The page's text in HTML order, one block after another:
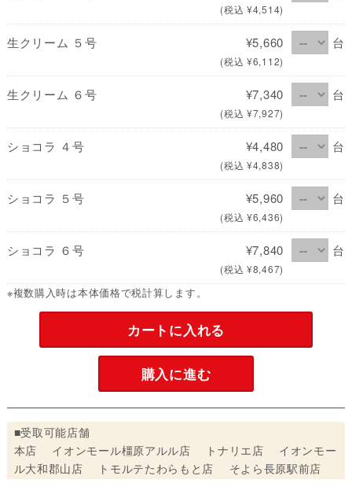
(税込 ¥4,514)
生クリーム ５号 ¥5,660
(税込 ¥6,112)
台
生クリーム ６号 ¥7,340
(税込 ¥7,927)
台
ショコラ ４号 ¥4,480
(税込 ¥4,838)
台
ショコラ ５号 ¥5,960
(税込 ¥6,436)
台
ショコラ ６号 ¥7,840
(税込 ¥8,467)
台
※複数購入時は本体価格で税計算します。
カートに入れる
購入に進む
■受取可能店舗
本店 イオンモール橿原アルル店 トナリエ店 イオンモー
ル大和郡山店 トモルテたわらもと店 そよら長原駅前店